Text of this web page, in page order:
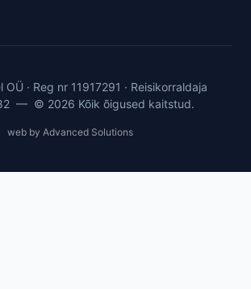
OÜ · Reg nr 11917291 · Reisikorraldaja
— © 2026 Kõik õigused kaitstud.
web by Advanced Solutions